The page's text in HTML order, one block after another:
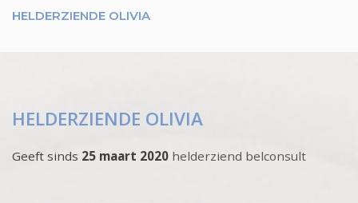
HELDERZIENDE OLIVIA
HELDERZIENDE OLIVIA
Geeft sinds 25 maart 2020 helderziend belconsult